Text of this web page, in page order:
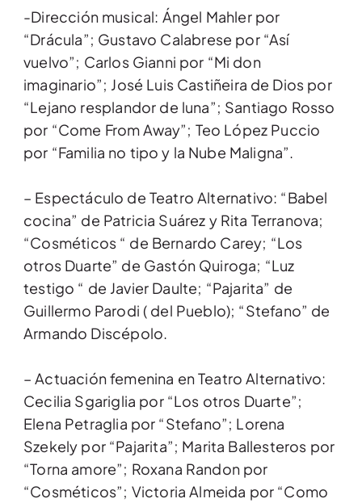
-Dirección musical: Ángel Mahler por
“Drácula”; Gustavo Calabrese por “Así
vuelvo”; Carlos Gianni por “Mi don
imaginario”; José Luis Castiñeira de Dios por
“Lejano resplandor de luna”; Santiago Rosso
por “Come From Away”; Teo López Puccio
por “Familia no tipo y la Nube Maligna”.
– Espectáculo de Teatro Alternativo: “Babel
cocina” de Patricia Suárez y Rita Terranova;
“Cosméticos “ de Bernardo Carey; “Los
otros Duarte” de Gastón Quiroga; “Luz
testigo “ de Javier Daulte; “Pajarita” de
Guillermo Parodi ( del Pueblo); “Stefano” de
Armando Discépolo.
– Actuación femenina en Teatro Alternativo:
Cecilia Sgariglia por “Los otros Duarte”;
Elena Petraglia por “Stefano”; Lorena
Szekely por “Pajarita”; Marita Ballesteros por
“Torna amore”; Roxana Randon por
“Cosméticos”; Victoria Almeida por “Como